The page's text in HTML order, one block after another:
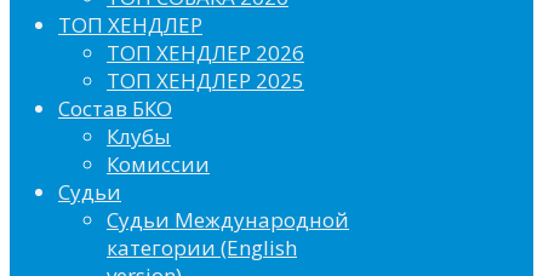
ТОП ХЕНДЛЕР
ТОП ХЕНДЛЕР 2026
ТОП ХЕНДЛЕР 2025
Состав БКО
Клубы
Комиссии
Судьи
Судьи Международной
категории (English